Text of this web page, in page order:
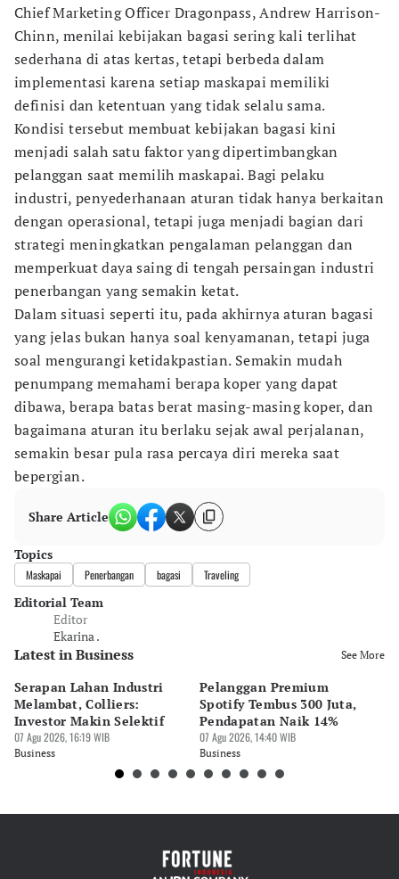
Chief Marketing Officer Dragonpass, Andrew Harrison-
Chinn, menilai kebijakan bagasi sering kali terlihat
sederhana di atas kertas, tetapi berbeda dalam
implementasi karena setiap maskapai memiliki
definisi dan ketentuan yang tidak selalu sama.
Kondisi tersebut membuat kebijakan bagasi kini
menjadi salah satu faktor yang dipertimbangkan
pelanggan saat memilih maskapai. Bagi pelaku
industri, penyederhanaan aturan tidak hanya berkaitan
dengan operasional, tetapi juga menjadi bagian dari
strategi meningkatkan pengalaman pelanggan dan
memperkuat daya saing di tengah persaingan industri
penerbangan yang semakin ketat.
Dalam situasi seperti itu, pada akhirnya aturan bagasi
yang jelas bukan hanya soal kenyamanan, tetapi juga
soal mengurangi ketidakpastian. Semakin mudah
penumpang memahami berapa koper yang dapat
dibawa, berapa batas berat masing-masing koper, dan
bagaimana aturan itu berlaku sejak awal perjalanan,
semakin besar pula rasa percaya diri mereka saat
bepergian.
Share Article
Topics
Maskapai Penerbangan bagasi Traveling
Editorial Team
Editor
Ekarina .
Latest in Business See More
Serapan Lahan Industri
Melambat, Colliers:
Investor Makin Selektif
07 Agu 2026, 16:19 WIB
Business
Pelanggan Premium
Spotify Tembus 300 Juta,
Pendapatan Naik 14%
07 Agu 2026, 14:40 WIB
Business